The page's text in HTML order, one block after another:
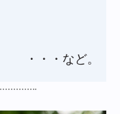
・・・など。